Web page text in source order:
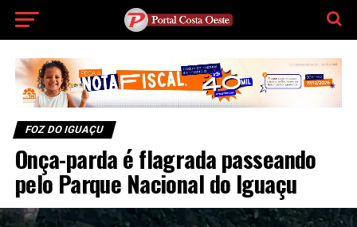
FOZ DO IGUAÇU
Onça-parda é flagrada passeando
pelo Parque Nacional do Iguaçu